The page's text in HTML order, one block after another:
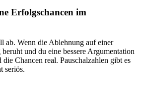
Erfolgschancen im
ab. Wenn die Ablehnung auf einer
und du eine bessere Argumentation
Chancen real. Pauschalzahlen gibt es
seriös.